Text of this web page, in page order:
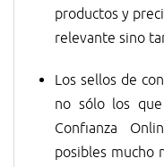
productos y
relevante sino
Los sellos de
no sólo los
Confianza
posibles mucho